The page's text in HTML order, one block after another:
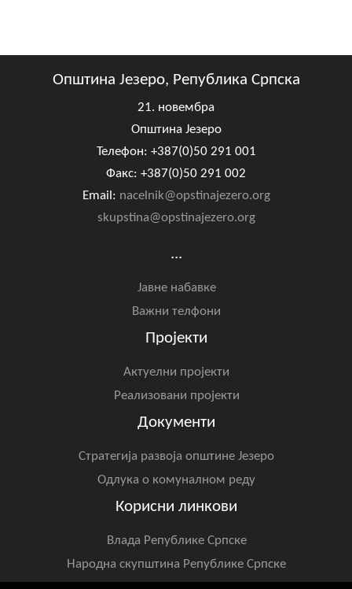
Општина Језеро, Република Српска
21. новембра
Општина Језеро
Телефон: +387(0)50 291 001
Факс: +387(0)50 291 002
Email: nacelnik@opstinajezero.org
skupstina@opstinajezero.org
...
Јавне набавке
Важни телфони
Пројекти
Актуелни пројекти
Реализовани пројекти
Документи
Стратегија развоја општине Језеро
Одлука о комуналном реду
Корисни линкови
Влада Републике Српске
Народна скупштина Републике Српске